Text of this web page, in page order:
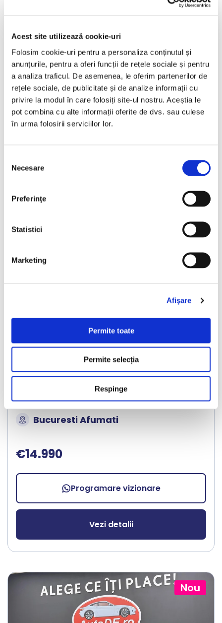
Acest site utilizează cookie-uri
Folosim cookie-uri pentru a personaliza conținutul și
anunțurile, pentru a oferi funcții de rețele sociale și pentru
a analiza traficul. De asemenea, le oferim partenerilor de
rețele sociale, de publicitate și de analize informații cu
privire la modul în care folosiți site-ul nostru. Aceștia le
pot combina cu alte informații oferite de dvs. sau culese
în urma folosirii serviciilor lor.
consimțământului
Necesare
Preferinţe
Statistici
Marketing
Afişare
Permite toate
Permite selecția
Respinge
Bucuresti Militari
€8.440
Programare vizionare
Hibrid Plug-in
Bucuresti Afumati
€14.990
Programare vizionare
Vezi detalii
Nou